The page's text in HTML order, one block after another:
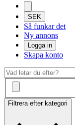
SEK
Så funkar det
Ny annons
Logga in
Skapa konto
Filtrera efter kategori